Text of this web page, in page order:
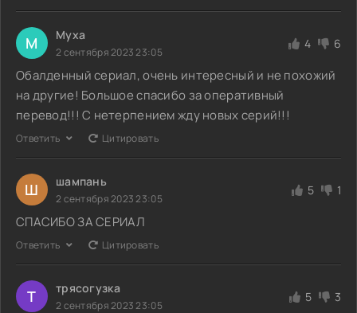
М Муха
2 сентября 2023 23:05
4 6
Обалденный сериал, очень интересный и не похожий
на другие! Большое спасибо за оперативный
перевод!!! С нетерпением жду новых серий!!!
Ответить Цитировать
Ш шампань
2 сентября 2023 23:05
5 1
СПАСИБО ЗА СЕРИАЛ
Ответить Цитировать
Т трясогузка
2 сентября 2023 23:05
5 3